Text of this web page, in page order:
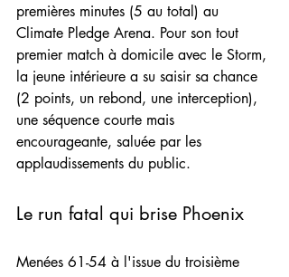
premières minutes (5 au total) au
Climate Pledge Arena. Pour son tout
premier match à domicile avec le Storm,
la jeune intérieure a su saisir sa chance
(2 points, un rebond, une interception),
une séquence courte mais
encourageante, saluée par les
applaudissements du public.
Le run fatal qui brise Phoenix
Menées 61-54 à l'issue du troisième